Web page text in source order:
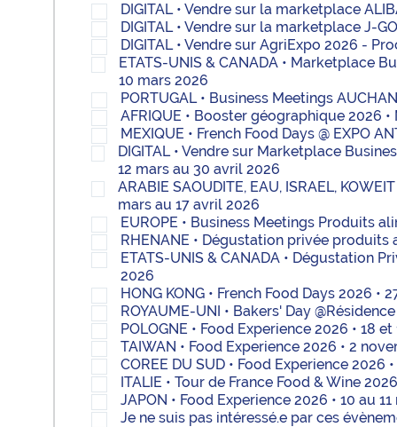
DIGITAL • Vendre sur la marketplace
DIGITAL • Vendre sur la marketplace J-
DIGITAL • Vendre sur AgriExpo 2026 -
ETATS-UNIS & CANADA • Marketplace
10 mars 2026
PORTUGAL • Business Meetings
AFRIQUE • Booster géographique 2026 •
MEXIQUE • French Food Days @ EXPO
DIGITAL • Vendre sur Marketplace
12 mars au 30 avril 2026
ARABIE SAOUDITE, EAU, ISRAEL,
mars au 17 avril 2026
EUROPE • Business Meetings Produits
RHENANE • Dégustation privée
ETATS-UNIS & CANADA • Dégustation
2026
HONG KONG • French Food Days 2026 •
ROYAUME-UNI • Bakers' Day
POLOGNE • Food Experience 2026 • 18
TAIWAN • Food Experience 2026 • 2
COREE DU SUD • Food Experience 2026
ITALIE • Tour de France Food & Wine
JAPON • Food Experience 2026 • 10 au
Je ne suis pas intéressé.e par ces